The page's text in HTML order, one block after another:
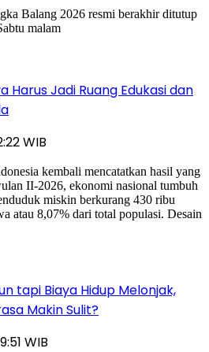
Harus Jadi Ruang Edukasi dan
WIB
tapi Biaya Hidup Melonjak,
Makin Sulit?
WIB